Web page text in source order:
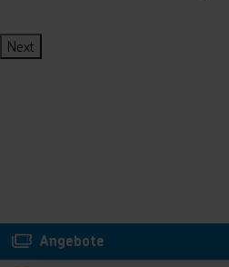
Next
Angebote